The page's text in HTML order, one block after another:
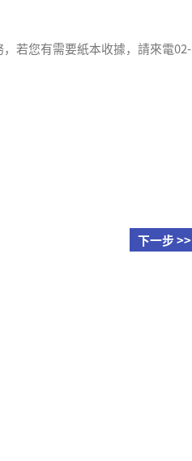
若您有需要紙本收據，請來電02-